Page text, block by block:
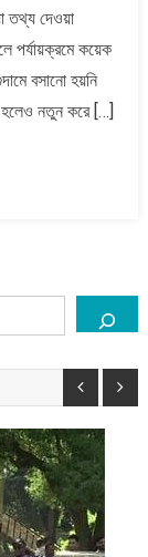
পরিকল্পিতভাবে
কর্মকর্তারাই
সরিয়েছেন
তথ্য দেওয়া
পর্যায়ক্রমে কয়েক
বসানো হয়নি
হলেও নতুন করে […]